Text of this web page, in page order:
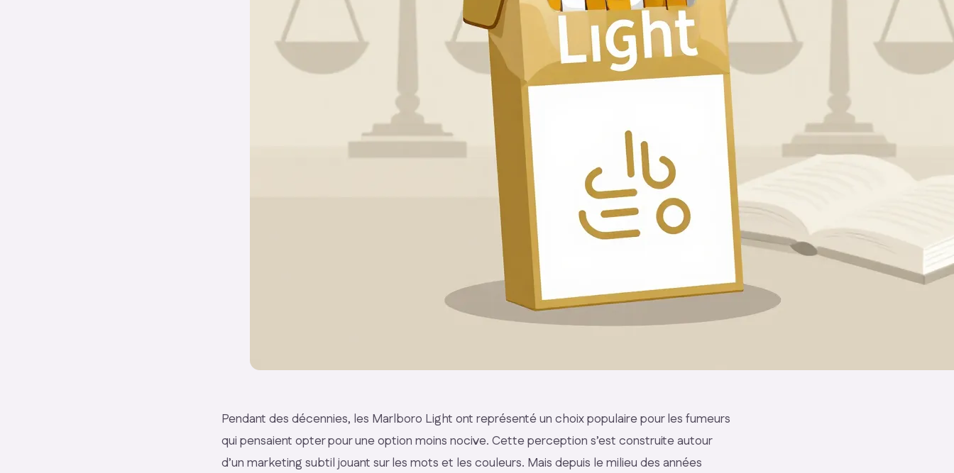
Pendant des décennies, les Marlboro Light ont représenté un choix populaire pour les fumeurs
qui pensaient opter pour une option moins nocive. Cette perception s’est construite autour
d’un marketing subtil jouant sur les mots et les couleurs. Mais depuis le milieu des années